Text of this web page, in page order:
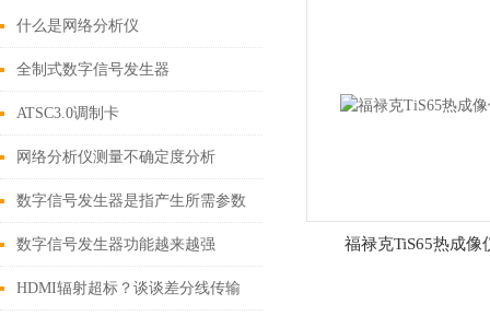
什么是网络分析仪
全制式数字信号发生器
DTMB/ATSC/ISDB/DVB-T2/S2
ATSC3.0调制卡
网络分析仪测量不确定度分析
数字信号发生器是指产生所需参数
的电测试信号的仪器
数字信号发生器功能越来越强
HDMI辐射超标？谈谈差分线传输
福禄克TiS65热成像